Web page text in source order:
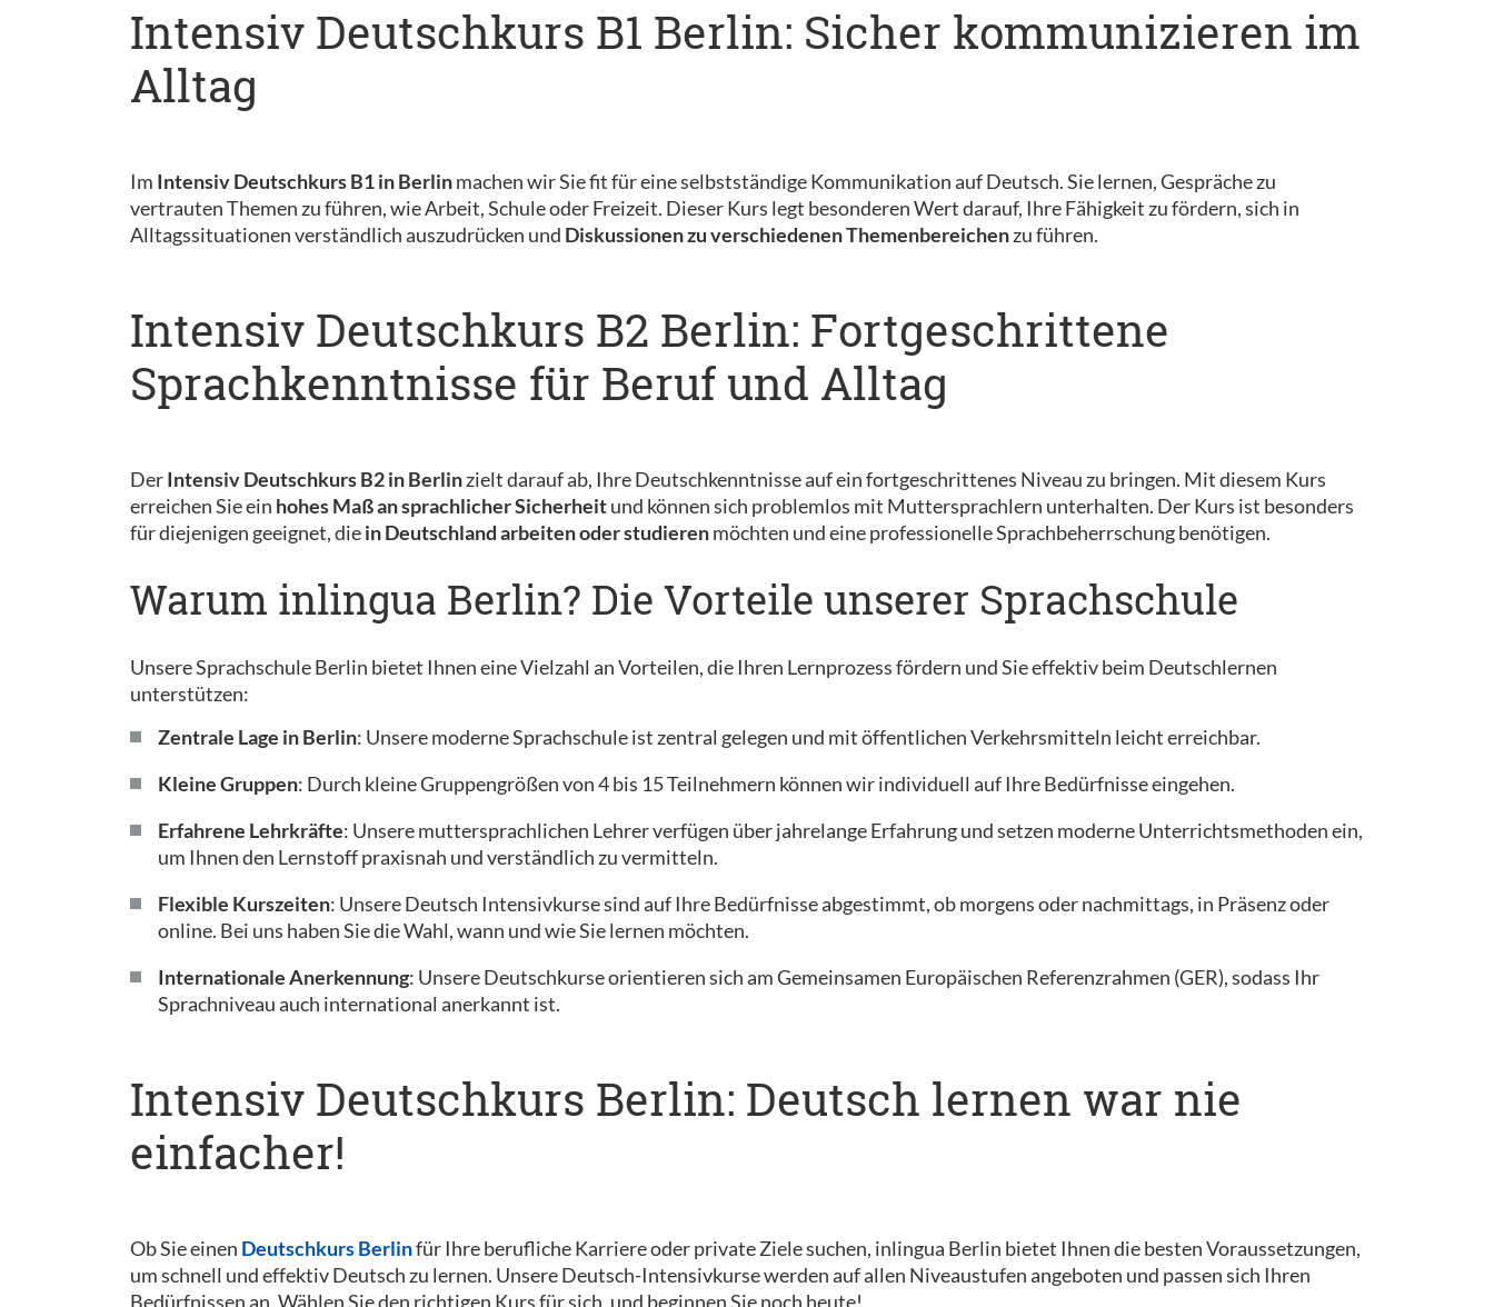
Intensiv Deutschkurs B1 Berlin: Sicher kommunizieren im
Alltag
Im Intensiv Deutschkurs B1 in Berlinmachen wir Sie fit für eine selbstständige Kommunikation auf Deutsch. Sie lernen, Gespräche zu
vertrauten Themen zu führen, wie Arbeit, Schule oder Freizeit. Dieser Kurs legt besonderen Wert darauf, Ihre Fähigkeit zu fördern, sich in
Alltagssituationen verständlich auszudrücken und Diskussionen zu verschiedenen Themenbereichenzu führen.
Intensiv Deutschkurs B2 Berlin: Fortgeschrittene
Sprachkenntnisse für Beruf und Alltag
DerIntensiv Deutschkurs B2 in Berlinzielt darauf ab, Ihre Deutschkenntnisse auf ein fortgeschrittenes Niveau zu bringen. Mit diesem Kurs
erreichen Sie ein hohes Maß an sprachlicher Sicherheitund können sich problemlos mit Muttersprachlern unterhalten. Der Kurs ist besonders
für diejenigen geeignet, diein Deutschland arbeiten oder studierenmöchten und eine professionelle Sprachbeherrschung benötigen.
Warum inlingua Berlin? Die Vorteile unserer Sprachschule
Unsere Sprachschule Berlin bietet Ihnen eine Vielzahl an Vorteilen, die Ihren Lernprozess fördern und Sie effektiv beim Deutschlernen
unterstützen:
Zentrale Lage in Berlin: Unsere moderne Sprachschule ist zentral gelegen und mit öffentlichen Verkehrsmitteln leicht erreichbar.
Kleine Gruppen: Durch kleine Gruppengrößen von 4 bis 15 Teilnehmern können wir individuell auf Ihre Bedürfnisse eingehen.
Erfahrene Lehrkräfte: Unsere muttersprachlichen Lehrer verfügen über jahrelange Erfahrung und setzen moderne Unterrichtsmethoden ein,
um Ihnen den Lernstoff praxisnah und verständlich zu vermitteln.
Flexible Kurszeiten: Unsere Deutsch Intensivkurse sind auf Ihre Bedürfnisse abgestimmt, ob morgens oder nachmittags, in Präsenz oder
online. Bei uns haben Sie die Wahl, wann und wie Sie lernen möchten.
Internationale Anerkennung: Unsere Deutschkurse orientieren sich am Gemeinsamen Europäischen Referenzrahmen (GER), sodass Ihr
Sprachniveau auch international anerkannt ist.
Intensiv Deutschkurs Berlin: Deutsch lernen war nie
einfacher!
Ob Sie einen Deutschkurs Berlinfür Ihre berufliche Karriere oder private Ziele suchen, inlingua Berlin bietet Ihnen die besten Voraussetzungen,
um schnell und effektiv Deutsch zu lernen. Unsere Deutsch-Intensivkurse werden auf allen Niveaustufen angeboten und passen sich Ihren
Bedürfnissen an. Wählen Sie den richtigen Kurs für sich, und beginnen Sie noch heute!